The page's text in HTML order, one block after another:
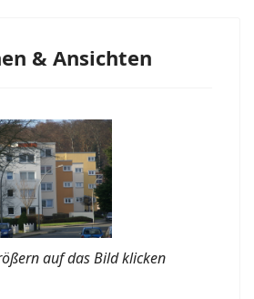
& Ansichten
auf das Bild klicken